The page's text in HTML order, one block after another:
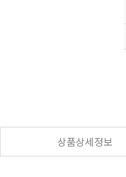
상품상세정보